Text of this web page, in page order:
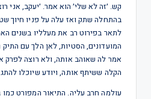
קש. ׳זה לא שלי׳ הוא אמר. ׳יעקב, אני
בהתחלה שתק ואז עלה על פניו חיוך
לתאר בפירוט רב את מעלליו בשנים
המועדונים, הסטיות, לאן הלך עם
אמר לה שאוהב אותה, ולא רוצה
הקלה ששיתף אותה, ויודע שיוכלו
עולמה חרב עליה. התיאור המפורט